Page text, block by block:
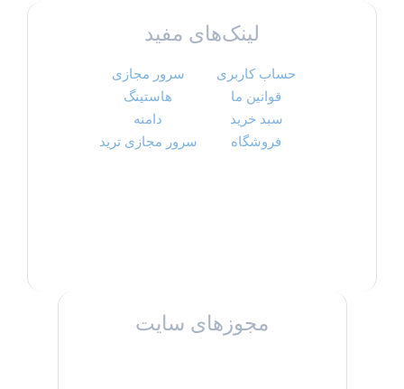
لینک‌های مفید
حساب کاربری
قوانین ما
سبد خرید
فروشگاه
سرور مجازی
هاستینگ
دامنه
سرور مجازی ترید
مجوزهای سایت